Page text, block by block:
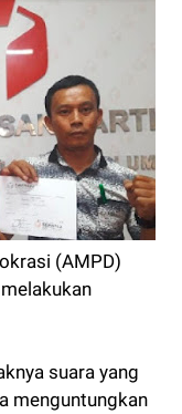
(AMPD)
suara yang
menguntungkan